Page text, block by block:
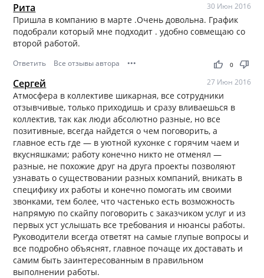
Рита 30 Июн 2016
Пришла в компанию в марте .Очень довольна. График
подобрали который мне подходит . удобно совмещаю со
второй работой.
Ответить Все отзывы автора ••• thumb_up thumb_down
0
Сергей 27 Июн 2016
Атмосфера в коллективе шикарная, все сотрудники
отзывчивые, только приходишь и сразу вливаешься в
коллектив, так как люди абсолютно разные, но все
позитивные, всегда найдется о чем поговорить, а
главное есть где — в уютной кухонке с горячим чаем и
вкусняшками; работу конечно никто не отменял —
разные, не похожие друг на друга проекты позволяют
узнавать о существовании разных компаний, вникать в
специфику их работы и конечно помогать им своими
звонками, тем более, что частенько есть возможность
напрямую по скайпу поговорить с заказчиком услуг и из
первых уст услышать все требования и нюансы работы.
Руководители всегда ответят на самые глупые вопросы и
все подробно объяснят, главное почаще их доставать и
самим быть заинтересованным в правильном
выполнении работы.